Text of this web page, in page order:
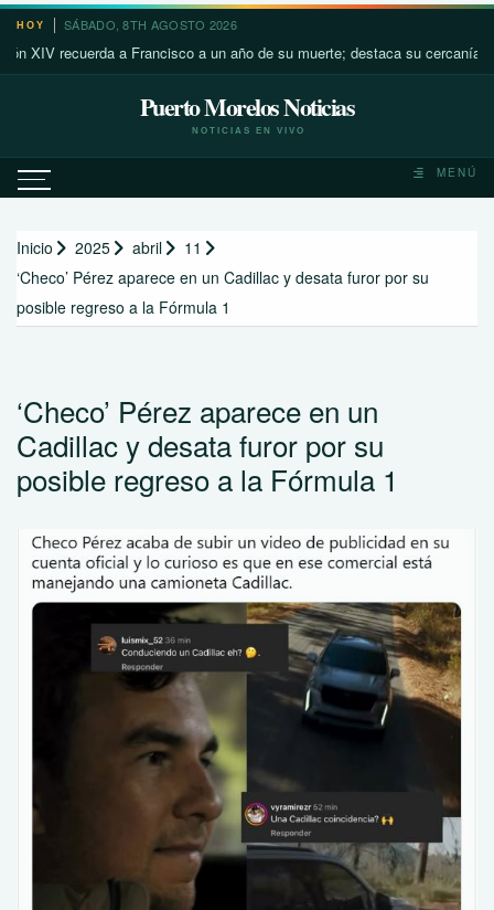
Saltar
contenido
HOY SÁBADO, 8TH AGOSTO 2026
recuerda a Francisco a un año de su muerte; destaca su cercanía con
Puerto Morelos Noticias
NOTICIAS EN VIVO
MENÚ
Inicio 2025 abril
11
‘Checo’ Pérez aparece en un Cadillac y desata furor por su
posible regreso a la Fórmula 1
‘Checo’ Pérez aparece en un
Cadillac y desata furor por su
posible regreso a la Fórmula 1